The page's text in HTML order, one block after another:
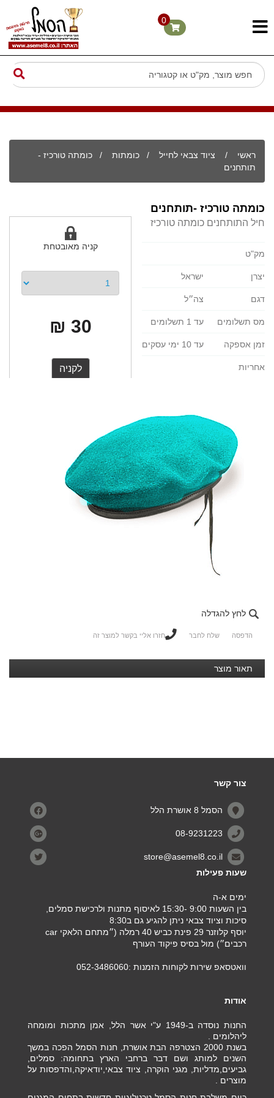
0
ראשי / ציוד צבאי לחייל / כומתות / כומתה טורכיז -
תותחנים
כומתה טורכיז -תותחנים
קניה מאובטחת
30 ₪
חיל התותחנים כומתה טורכיז
מק"ט
יצרן ישראל
דגם צה״ל
מס תשלומים עד 1 תשלומים
זמן אספקה עד 10 ימי עסקים
אחריות
לחץ להגדלה
הדפסה שלח לחבר חזרו אליי בקשר למוצר זה
תאור מוצר
צור קשר
הסמל 8 אושרת הלל
08-9231223
store@asemel8.co.il
שעות פעילות
ימים א-ה
בין השעות 9:00 -15:30 לאיסוף מתנות ולרכישת סמלים,
סיכות וציוד צבאי ניתן להגיע גם ב8:30
יוסף קלוזנר 29 פינת כביש 40 רמלה (״מתחם הלאקי car
רכבים״) מול בסיס פיקוד העורף
וואטסאפ שירות לקוחות הזמנות :052-3486060
אודות
החנות נוסדה ב-1949 ע"י אשר הלל, אמן מתכות ומומחה
ליהלומים .
בשנת 2000 הצטרפה הבת אושרת, חנות הסמל הפכה במשך
השנים למותג ושם דבר ברחבי הארץ בתחומה: סמלים,
גביעים,מדליות, מגני הוקרה, ציוד צבאי,יודאיקה,והדפסות על
מוצרים .